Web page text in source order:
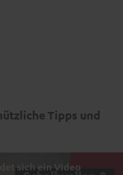
Tipps und
sich ein Video